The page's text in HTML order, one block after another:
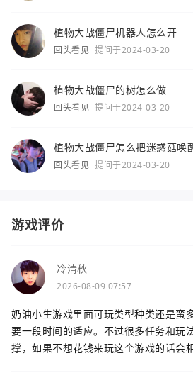
植物大战僵尸机器人怎么开
回头看见 提问于2024-03-20
植物大战僵尸的树怎么做
回头看见 提问于2024-03-20
植物大战僵尸怎么把迷惑菇唤
回头看见 提问于2024-03-20
游戏评价
冷清秋
2026-08-09 07:57
奶油小生游戏里面可玩类型种类还是蛮
要一段时间的适应。不过很多任务和玩
撑，如果不想花钱来玩这个游戏的话会